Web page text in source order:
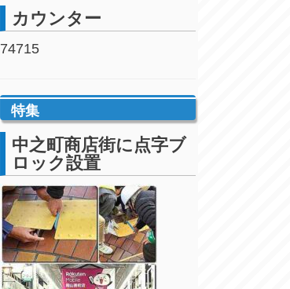
カウンター
74715
特集
中之町商店街に点字ブ
ロック設置